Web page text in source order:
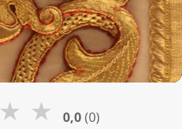
★ ★ 0,0(0)